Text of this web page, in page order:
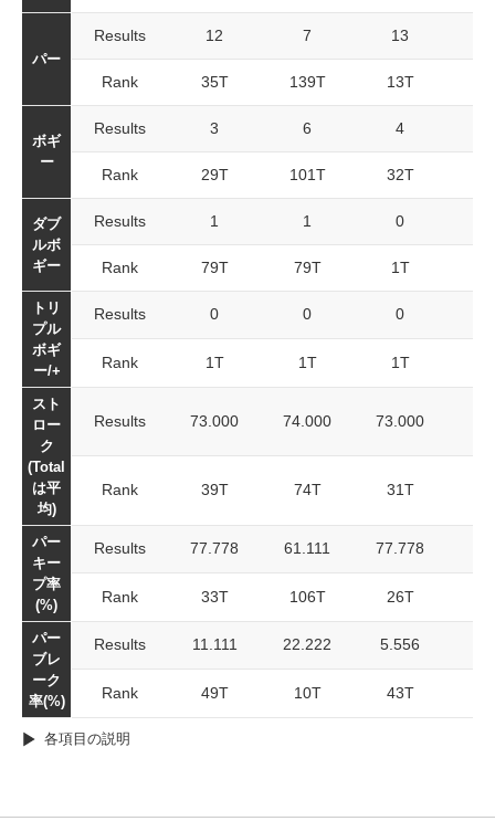
パー
Results 12 7 13
Rank 35T 139T 13T
ボギ
ー
Results 3 6 4
Rank 29T 101T 32T
ダブ
ルボ
ギー
Results 1 1 0
Rank 79T 79T 1T
トリ
プル
ボギ
ー/+
Results 0 0 0
Rank 1T 1T 1T
スト
ロー
ク
(Total
は平
均)
Results 73.000 74.000 73.000
Rank 39T 74T 31T
パー
キー
プ率
(%)
Results 77.778 61.111 77.778
Rank 33T 106T 26T
パー
ブレ
ーク
率(%)
Results 11.111 22.222 5.556
Rank 49T 10T 43T
各項目の説明